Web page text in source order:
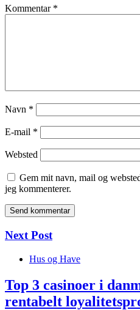
Kommentar *
Navn *
E-mail *
Websted
Gem mit navn, mail og
jeg kommenterer.
Next Post
Hus og Have
Top 3 casinoer i
rentabelt